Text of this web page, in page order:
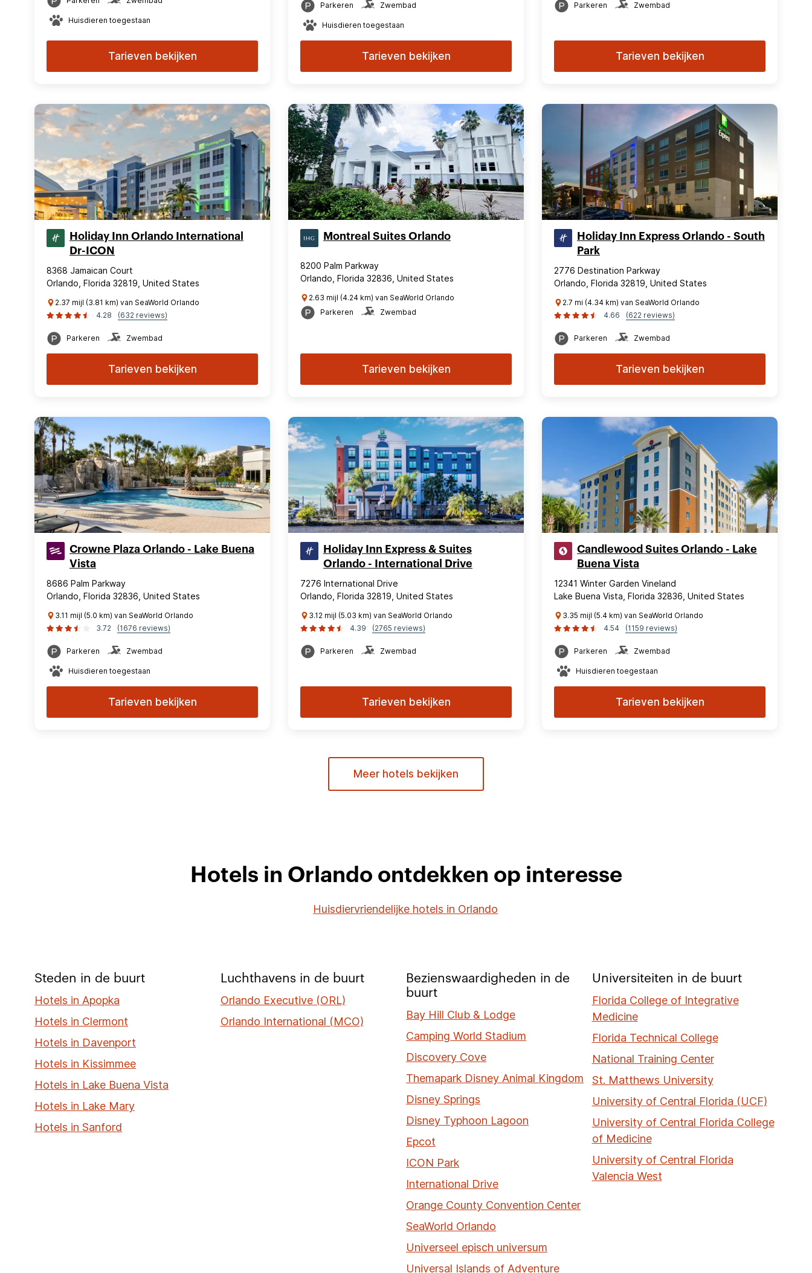
Huisdieren toegestaan
Tarieven bekijken
Parkeren Zwembad
Huisdieren toegestaan
Tarieven bekijken
Parkeren Zwembad
Tarieven bekijken
Holiday Inn Orlando International
Dr-ICON
8368 Jamaican Court
Orlando, Florida 32819, United States
2.37 mijl (3.81 km) van SeaWorld Orlando
4.28
(632 reviews)
Parkeren Zwembad
Tarieven bekijken
Montreal Suites Orlando
8200 Palm Parkway
Orlando, Florida 32836, United States
2.63 mijl (4.24 km) van SeaWorld Orlando
Parkeren
Zwembad
Tarieven bekijken
Holiday Inn Express Orlando - South
Park
2776 Destination Parkway
Orlando, Florida 32819, United States
2.7 mi (4.34 km) van SeaWorld Orlando
4.66
(622 reviews)
Parkeren Zwembad
Tarieven bekijken
Crowne Plaza Orlando - Lake Buena
Vista
8686 Palm Parkway
Orlando, Florida 32836, United States
3.11 mijl (5.0 km) van SeaWorld Orlando
3.72
(1676 reviews)
Parkeren Zwembad
Huisdieren toegestaan
Tarieven bekijken
Holiday Inn Express & Suites
Orlando - International Drive
7276 International Drive
Orlando, Florida 32819, United States
3.12 mijl (5.03 km) van SeaWorld Orlando
4.39
(2765 reviews)
Parkeren Zwembad
Tarieven bekijken
Candlewood Suites Orlando - Lake
Buena Vista
12341 Winter Garden Vineland
Lake Buena Vista, Florida 32836, United States
3.35 mijl (5.4 km) van SeaWorld Orlando
4.54
(1159 reviews)
Parkeren Zwembad
Huisdieren toegestaan
Tarieven bekijken
Meer hotels bekijken
Hotels in Orlando ontdekken op interesse
Huisdiervriendelijke hotels in Orlando
Steden in de buurt
Hotels in Apopka
Hotels in Clermont
Hotels in Davenport
Hotels in Kissimmee
Hotels in Lake Buena Vista
Hotels in Lake Mary
Hotels in Sanford
Luchthavens in de buurt
Orlando Executive (ORL)
Orlando International (MCO)
Bezienswaardigheden in de
buurt
Bay Hill Club & Lodge
Camping World Stadium
Discovery Cove
Themapark Disney Animal Kingdom
Disney Springs
Disney Typhoon Lagoon
Epcot
ICON Park
International Drive
Orange County Convention Center
SeaWorld Orlando
Universeel episch universum
Universal Islands of Adventure
Universiteiten in de buurt
Florida College of Integrative
Medicine
Florida Technical College
National Training Center
St. Matthews University
University of Central Florida (UCF)
University of Central Florida College
of Medicine
University of Central Florida
Valencia West